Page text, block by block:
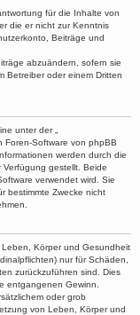
für die Inhalte von
die er nicht zur Kenntnis
Beiträge und
abzuändern, sofern sie
Betreiber oder einem Dritten
unter der „
Foren-Software von phpBB
werden durch die
Verfügung gestellt. Beide
verwendet wird. Sie
bestimmte Zwecke nicht
Körper und Gesundheit
nur für Schäden,
zurückzuführen sind. Dies
entgangenen Gewinn.
oder grob
von Leben, Körper und